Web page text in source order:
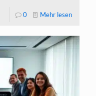
0 Mehr lesen-
KI-